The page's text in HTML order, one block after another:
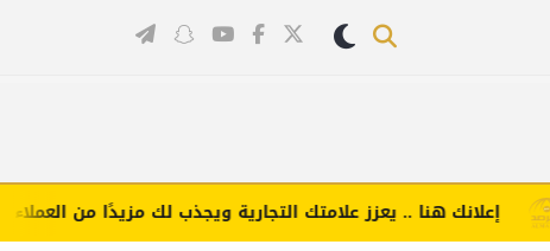
إعلانك هنا .. يعزز علامتك التجارية ويجذب لك مزيدًا من العملاء